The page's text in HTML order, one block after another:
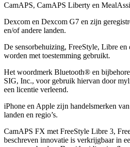
CamAPS, CamAPS Liberty en
Dexcom en Dexcom G7 en zijn
en/of andere landen.
De sensorbehuizing, FreeStyle, Libre en
worden met toestemming gebruikt.
Het woordmerk Bluetooth® en
SIG, Inc., voor gebruik hiervan door
een licentie verleend.
iPhone en Apple zĳn handelsmerken
landen en regio’s.
CamAPS FX met FreeStyle Libre 3,
beschreven innovatie is verkrijgbaar in